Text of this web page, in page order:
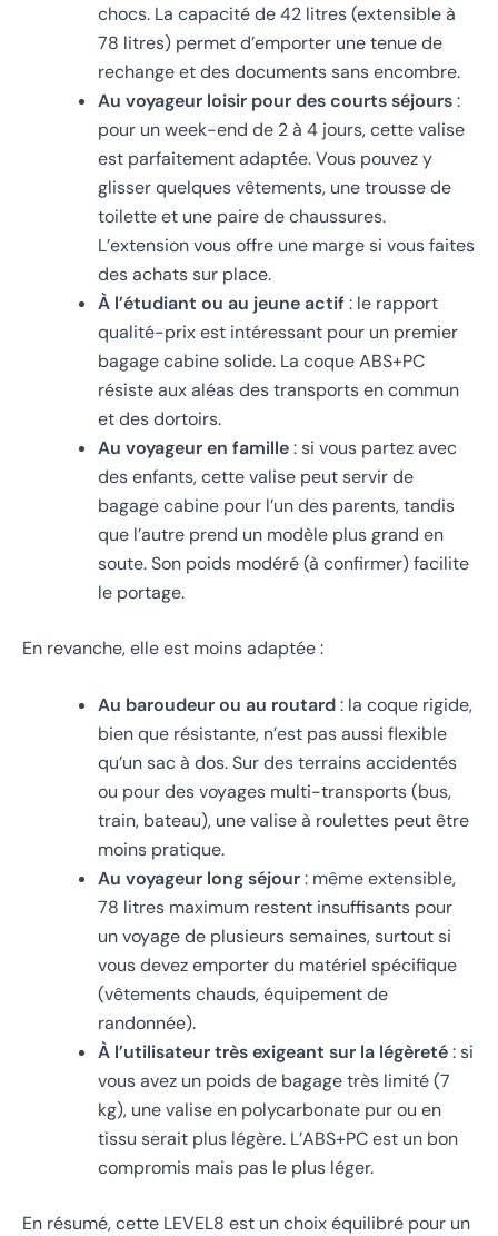
chocs. La capacité de 42 litres (extensible à
78 litres) permet d’emporter une tenue de
rechange et des documents sans encombre.
Au voyageur loisir pour des courts séjours:
pour un week-end de 2 à 4 jours, cette valise
est parfaitement adaptée. Vous pouvez y
glisser quelques vêtements, une trousse de
toilette et une paire de chaussures.
L’extension vous offre une marge si vous faites
des achats sur place.
À l’étudiant ou au jeune actif: le rapport
qualité-prix est intéressant pour un premier
bagage cabine solide. La coque ABS+PC
résiste aux aléas des transports en commun
et des dortoirs.
Au voyageur en famille: si vous partez avec
des enfants, cette valise peut servir de
bagage cabine pour l’un des parents, tandis
que l’autre prend un modèle plus grand en
soute. Son poids modéré (à confirmer) facilite
le portage.
En revanche, elle est moins adaptée :
Au baroudeur ou au routard: la coque rigide,
bien que résistante, n’est pas aussi flexible
qu’un sac à dos. Sur des terrains accidentés
ou pour des voyages multi-transports (bus,
train, bateau), une valise à roulettes peut être
moins pratique.
Au voyageur long séjour: même extensible,
78 litres maximum restent insuffisants pour
un voyage de plusieurs semaines, surtout si
vous devez emporter du matériel spécifique
(vêtements chauds, équipement de
randonnée).
À l’utilisateur très exigeant sur la légèreté: si
vous avez un poids de bagage très limité (7
kg), une valise en polycarbonate pur ou en
tissu serait plus légère. L’ABS+PC est un bon
compromis mais pas le plus léger.
En résumé, cette LEVEL8 est un choix équilibré pour un